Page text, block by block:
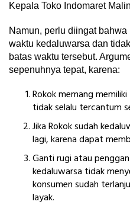
Kepala Toko Indomaret
Namun, perlu diingat
waktu kedaluwarsa dan
batas waktu tersebut.
sepenuhnya tepat, karena:
Rokok memang
tidak selalu tercantum
Jika Rokok sudah
lagi, karena dapat
Ganti rugi atau
kedaluwarsa tidak
konsumen sudah
layak.